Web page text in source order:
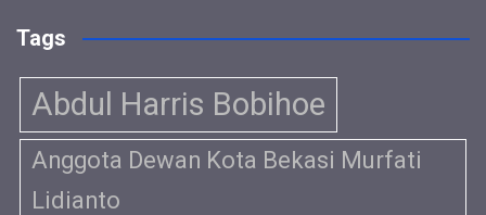
Tags
Abdul Harris Bobihoe
Anggota Dewan Kota Bekasi Murfati
Lidianto